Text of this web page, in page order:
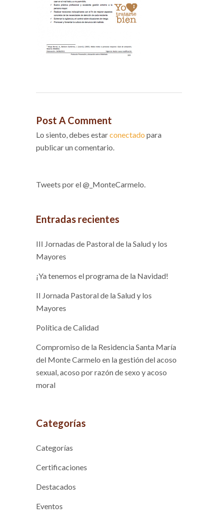
Post A Comment
Lo siento, debes estarconectado para
publicar un comentario.
Tweets por el @_MonteCarmelo.
Entradas recientes
III Jornadas de Pastoral de la Salud y los
Mayores
¡Ya tenemos el programa de la Navidad!
II Jornada Pastoral de la Salud y los
Mayores
Política de Calidad
Compromiso de la Residencia Santa María
del Monte Carmelo en la gestión del acoso
sexual, acoso por razón de sexo y acoso
moral
Categorías
Categorías
Certificaciones
Destacados
Eventos